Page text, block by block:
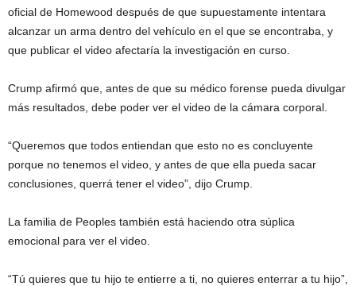
oficial de Homewood después de que supuestamente intentara
alcanzar un arma dentro del vehículo en el que se encontraba, y
que publicar el video afectaría la investigación en curso.
Crump afirmó que, antes de que su médico forense pueda divulgar
más resultados, debe poder ver el video de la cámara corporal.
“Queremos que todos entiendan que esto no es concluyente
porque no tenemos el video, y antes de que ella pueda sacar
conclusiones, querrá tener el video”, dijo Crump.
La familia de Peoples también está haciendo otra súplica
emocional para ver el video.
“Tú quieres que tu hijo te entierre a ti, no quieres enterrar a tu hijo”,